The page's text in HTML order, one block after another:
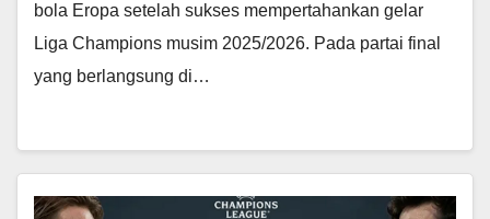
bola Eropa setelah sukses mempertahankan gelar
Liga Champions musim 2025/2026. Pada partai final
yang berlangsung di…